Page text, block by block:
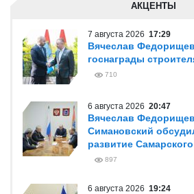
АКЦЕНТЫ
7 августа 2026 17:29
Вячеслав
госнаграды
710
6 августа 2026 20:47
Вячеслав
Симановский
развитие
897
6 августа 2026 19:24